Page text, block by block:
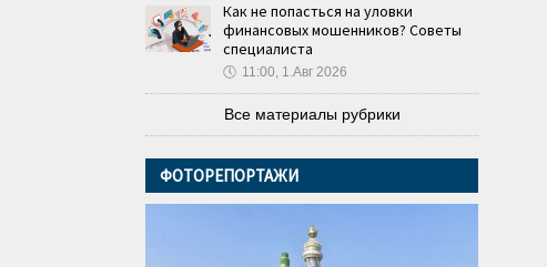
Как не попасться на уловки
финансовых мошенников? Советы
специалиста
🕔 11:00, 1.Авг 2026
Все материалы рубрики
ФОТОРЕПОРТАЖИ